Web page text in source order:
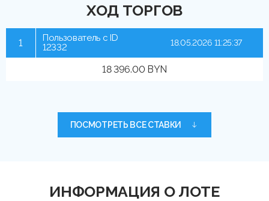
ХОД ТОРГОВ
1
Пользователь с ID
12332
18 396.00 BYN
18.05.2026 11:25:37
ПОСМОТРЕТЬ ВСЕ СТАВКИ
ИНФОРМАЦИЯ О ЛОТЕ